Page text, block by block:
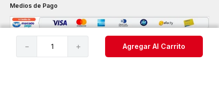
＋
－ Agregar Al Carrito
Medios de Pago